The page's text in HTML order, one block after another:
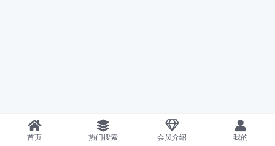
首页 热门搜索 会员介绍 我的